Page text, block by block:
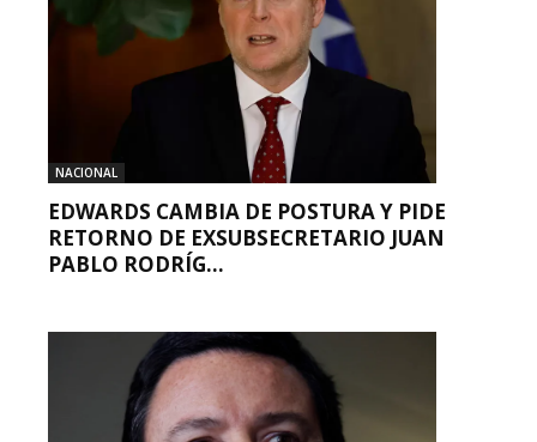
NACIONAL
EDWARDS CAMBIA DE POSTURA Y PIDE
RETORNO DE EXSUBSECRETARIO JUAN
PABLO RODRÍG...